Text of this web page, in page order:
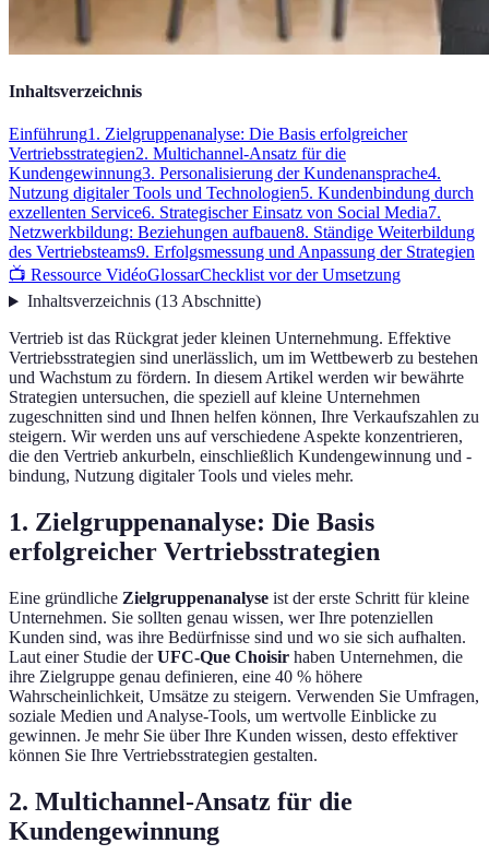
Inhaltsverzeichnis
Einführung1. Zielgruppenanalyse: Die Basis erfolgreicher
Vertriebsstrategien2. Multichannel-Ansatz für die
Kundengewinnung3. Personalisierung der Kundenansprache4.
Nutzung digitaler Tools und Technologien5. Kundenbindung durch
exzellenten Service6. Strategischer Einsatz von Social Media7.
Netzwerkbildung: Beziehungen aufbauen8. Ständige Weiterbildung
des Vertriebsteams9. Erfolgsmessung und Anpassung der Strategien
📺 Ressource VidéoGlossarChecklist vor der Umsetzung
Inhaltsverzeichnis(13Abschnitte)
Vertrieb ist das Rückgrat jeder kleinen Unternehmung. Effektive
Vertriebsstrategien sind unerlässlich, um im Wettbewerb zu bestehen
und Wachstum zu fördern. In diesem Artikel werden wir bewährte
Strategien untersuchen, die speziell auf kleine Unternehmen
zugeschnitten sind und Ihnen helfen können, Ihre Verkaufszahlen zu
steigern. Wir werden uns auf verschiedene Aspekte konzentrieren,
die den Vertrieb ankurbeln, einschließlich Kundengewinnung und -
bindung, Nutzung digitaler Tools und vieles mehr.
1. Zielgruppenanalyse: Die Basis
erfolgreicher Vertriebsstrategien
Eine gründliche Zielgruppenanalyse ist der erste Schritt für kleine
Unternehmen. Sie sollten genau wissen, wer Ihre potenziellen
Kunden sind, was ihre Bedürfnisse sind und wo sie sich aufhalten.
Laut einer Studie derUFC-Que Choisir haben Unternehmen, die
ihre Zielgruppe genau definieren, eine 40 % höhere
Wahrscheinlichkeit, Umsätze zu steigern. Verwenden Sie Umfragen,
soziale Medien und Analyse-Tools, um wertvolle Einblicke zu
gewinnen. Je mehr Sie über Ihre Kunden wissen, desto effektiver
können Sie Ihre Vertriebsstrategien gestalten.
2. Multichannel-Ansatz für die
Kundengewinnung